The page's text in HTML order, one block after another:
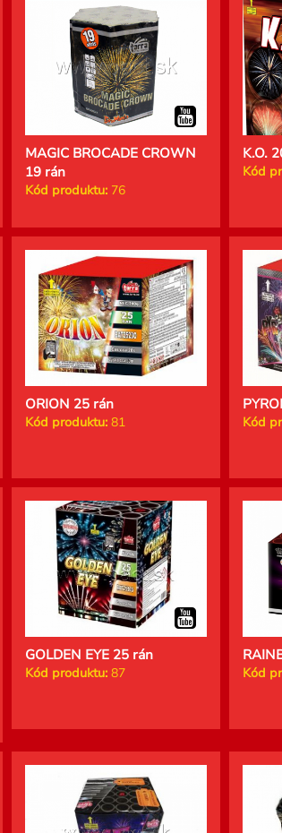
MAGIC BROCADE CROWN
19 rán
Kód produktu: 76
K.O.
Kód
ORION 25 rán
Kód produktu: 81 Kód
GOLDEN EYE 25 rán
Kód produktu: 87 Kód